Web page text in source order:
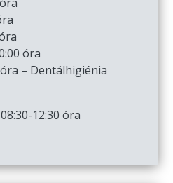
óra
– Dentálhigiénia
08:30-12:30 óra